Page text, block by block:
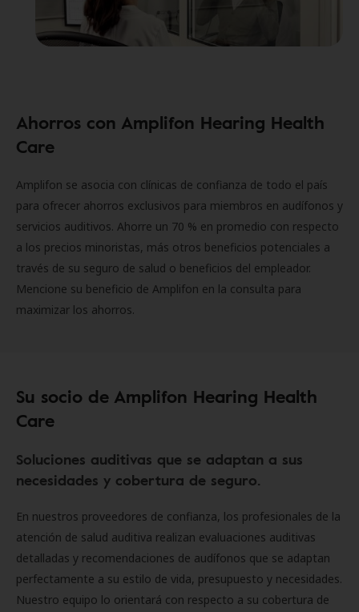
Ahorros con Amplifon Hearing Health
Care
Amplifon se asocia con clínicas de confianza de todo el país
para ofrecer ahorros exclusivos para miembros en audífonos y
servicios auditivos. Ahorre un 70 % en promedio con respecto
a los precios minoristas, más otros beneficios potenciales a
través de su seguro de salud o beneficios del empleador.
Mencione su beneficio de Amplifon en la consulta para
maximizar los ahorros.
Su socio de Amplifon Hearing Health
Care
Soluciones auditivas que se adaptan a sus
necesidades y cobertura de seguro.
En nuestros proveedores de confianza, los profesionales de la
atención de salud auditiva realizan evaluaciones auditivas
detalladas y recomendaciones de audífonos que se adaptan
perfectamente a su estilo de vida, presupuesto y necesidades.
Nuestro equipo lo orientará con respecto a su cobertura de